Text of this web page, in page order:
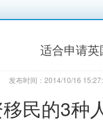
适合申请
发布时间：2014/10/16
民的3种